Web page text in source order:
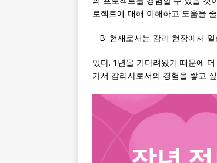
로젝트에 대해 이해하고 도움을
– B: 현재로서는 감리 현장에서
있다. 1년을 기다려왔기 때문에
가서 감리사로서의 경험을 쌓고